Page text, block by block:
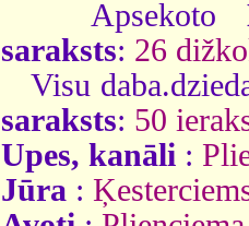
Apsekoto
saraksts: 26
Visu
saraksts: 50
Upes, kanāli :
Jūra :